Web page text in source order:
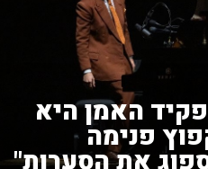
האמן היא
פנימה